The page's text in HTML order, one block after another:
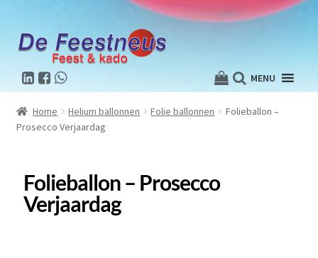
MENU
Home Helium ballonnen Folie ballonnen
Folieballon –
Prosecco Verjaardag
Folieballon – Prosecco
Verjaardag